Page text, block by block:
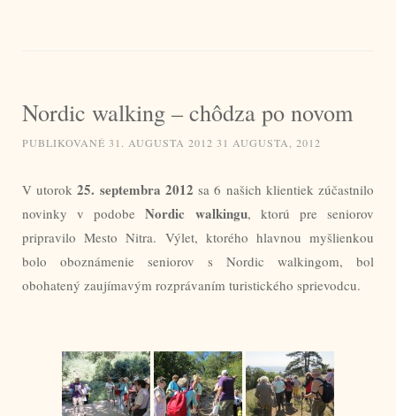
Nordic walking – chôdza po novom
PUBLIKOVANÉ 31. AUGUSTA 2012 31 AUGUSTA, 2012
V utorok25. septembra 2012 sa 6 našich klientiek zúčastnilo
novinky v podobeNordic walkingu, ktorú pre seniorov
pripravilo Mesto Nitra. Výlet, ktorého hlavnou myšlienkou
bolo oboznámenie seniorov s Nordic walkingom, bol
obohatený zaujímavým rozprávaním turistického sprievodcu.